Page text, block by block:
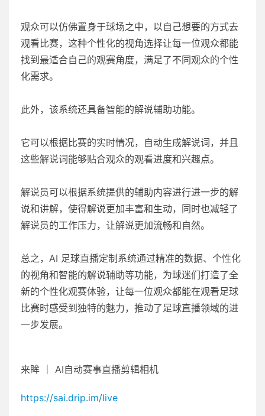
观众可以仿佛置身于球场之中，以自己想要的方式去
观看比赛，这种个性化的视角选择让每一位观众都能
找到最适合自己的观赛角度，满足了不同观众的个性
化需求。
此外，该系统还具备智能的解说辅助功能。
它可以根据比赛的实时情况，自动生成解说词，并且
这些解说词能够贴合观众的观看进度和兴趣点。
解说员可以根据系统提供的辅助内容进行进一步的解
说和讲解，使得解说更加丰富和生动，同时也减轻了
解说员的工作压力，让解说更加流畅和自然。
总之，AI 足球直播定制系统通过精准的数据、个性化
的视角和智能的解说辅助等功能，为球迷们打造了全
新的个性化观赛体验，让每一位观众都能在观看足球
比赛时感受到独特的魅力，推动了足球直播领域的进
一步发展。
来眸 ｜ AI自动赛事直播剪辑相机
https://sai.drip.im/live